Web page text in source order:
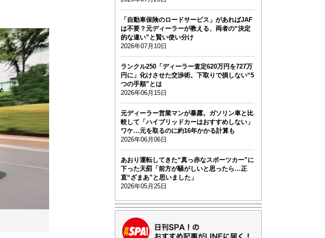
「自動車保険のロードサービス」があればJAF
は不要？元ディーラーが教える、両者の“決定
的な違い”と賢い使い分け
2026年07月10日
ランクル250「ディーラー査定620万円を727万
円に」化けさせた交渉術。下取りで損しない“5
つの手順”とは
2026年06月15日
元ディーラー営業マンが暴露。ガソリン車と比
較して「ハイブリッドカーはおすすめしない」
ワケ…元を取るのに約16年かかる計算も
2026年06月06日
あおり運転してきた“真っ赤なスポーツカー”に
下った天罰「前方が騒がしいと思ったら…正
直“ざまあ”と思いました」
2026年05月25日